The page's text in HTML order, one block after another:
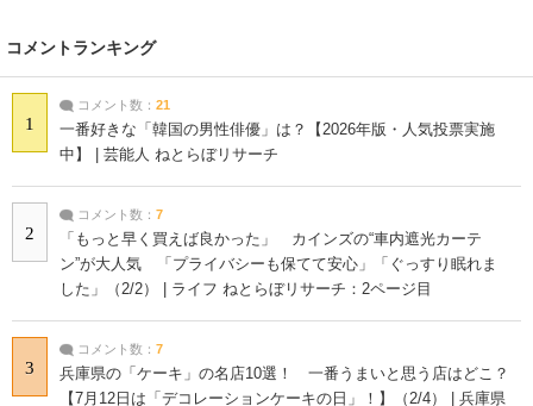
コメントランキング
1
コメント数： 21
一番好きな「韓国の男性俳優」は？【2026年版・人気投票実施
中】 | 芸能人 ねとらぼリサーチ
2
コメント数： 7
「もっと早く買えば良かった」 カインズの“車内遮光カーテ
ン”が大人気 「プライバシーも保てて安心」「ぐっすり眠れま
した」（2/2） | ライフ ねとらぼリサーチ：2ページ目
3
コメント数： 7
兵庫県の「ケーキ」の名店10選！ 一番うまいと思う店はどこ？
【7月12日は「デコレーションケーキの日」！】（2/4） | 兵庫県